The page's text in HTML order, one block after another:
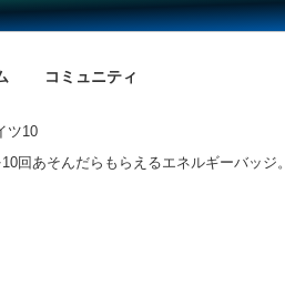
コミュニティ
ツ10
回あそんだらもらえるエネルギーバッジ。